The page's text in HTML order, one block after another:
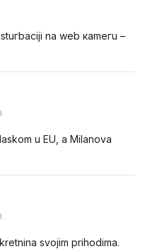
na web каmегu –
u EU, a Milanova
svojim prihodima.